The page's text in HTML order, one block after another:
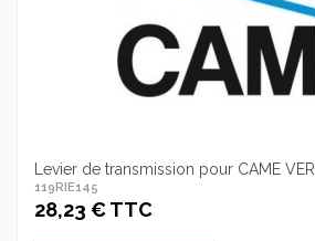
Levier de transmission pour CAME VER
119RIE145
28,23 € TTC